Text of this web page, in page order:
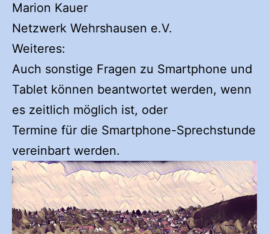
Marion Kauer
Netzwerk Wehrshausen e.V.
Weiteres:
Auch sonstige Fragen zu Smartphone und
Tablet können beantwortet werden, wenn
es zeitlich möglich ist, oder
Termine für die Smartphone-Sprechstunde
vereinbart werden.